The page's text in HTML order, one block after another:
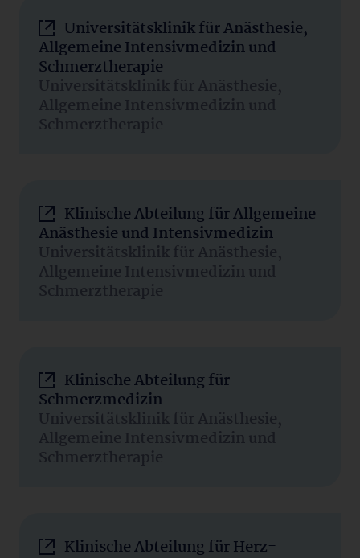
Universitätsklinik für Anästhesie,
Allgemeine Intensivmedizin und
Schmerztherapie
Universitätsklinik für Anästhesie,
Allgemeine Intensivmedizin und
Schmerztherapie
Klinische Abteilung für Allgemeine
Anästhesie und Intensivmedizin
Universitätsklinik für Anästhesie,
Allgemeine Intensivmedizin und
Schmerztherapie
Klinische Abteilung für
Schmerzmedizin
Universitätsklinik für Anästhesie,
Allgemeine Intensivmedizin und
Schmerztherapie
Klinische Abteilung für Herz-